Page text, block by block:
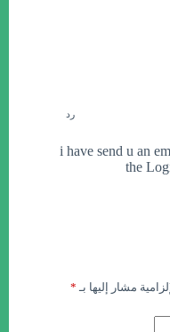
رد
; i have send u an
the
مشار إليها بـ *